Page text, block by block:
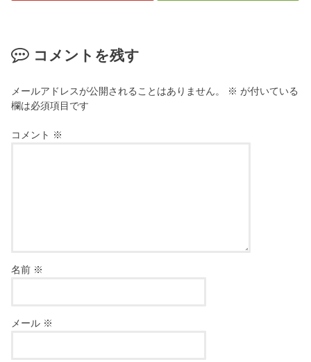
コメントを残す
メールアドレスが公開されることはありません。 ※ が付いている
欄は必須項目です
コメント ※
名前 ※
メール ※